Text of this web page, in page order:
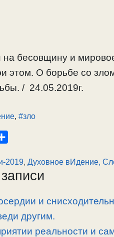
на бесовщину и
этом. О борьбе со
/ 24.05.2019г.
, #зло
п
р
в
и
т
2019, Духовное вИдение,
и
другим.
реальности и